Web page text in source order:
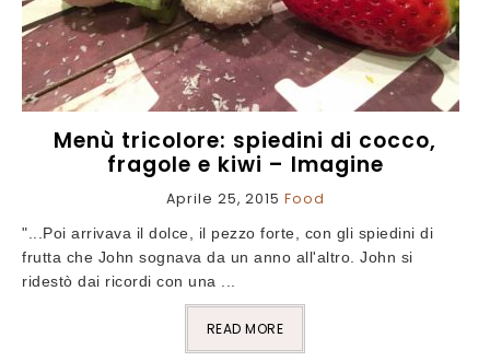
Menù tricolore: spiedini di cocco,
fragole e kiwi – Imagine
Aprile 25, 2015 Food
"...Poi arrivava il dolce, il pezzo forte, con gli spiedini di
frutta che John sognava da un anno all'altro. John si
ridestò dai ricordi con una ...
READ MORE